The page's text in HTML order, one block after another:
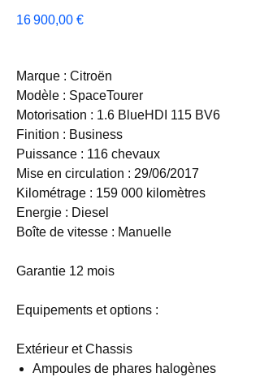
16 900,00 €Prix
Marque : Citroën
Modèle : SpaceTourer
Motorisation : 1.6 BlueHDI 115 BV6
Finition : Business
Puissance : 116 chevaux
Mise en circulation : 29/06/2017
Kilométrage : 159 000 kilomètres
Energie : Diesel
Boîte de vitesse : Manuelle
Garantie 12 mois
Equipements et options :
Extérieur et Chassis
Ampoules de phares halogènes